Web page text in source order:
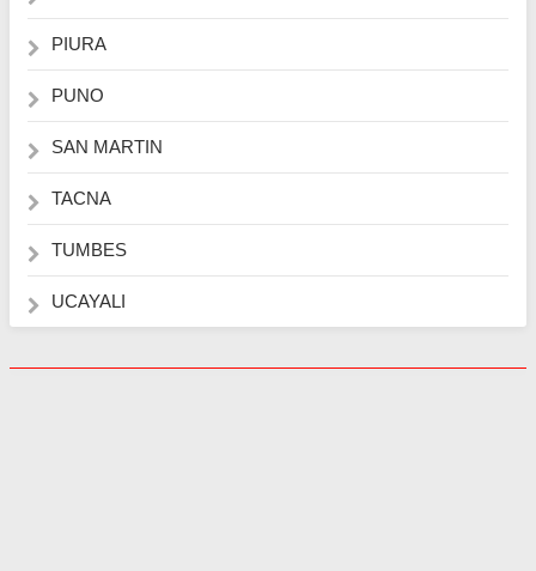
PIURA
PUNO
SAN MARTIN
TACNA
TUMBES
UCAYALI